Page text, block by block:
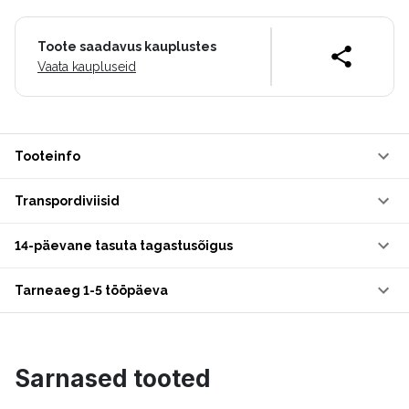
Toote saadavus kauplustes
Vaata kaupluseid
Tooteinfo
Transpordiviisid
14-päevane tasuta tagastusõigus
Tarneaeg 1-5 tööpäeva
Sarnased tooted